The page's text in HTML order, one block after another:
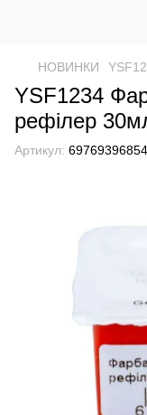
НОВИНКИ
YSF1234
рефілер
Артикул: